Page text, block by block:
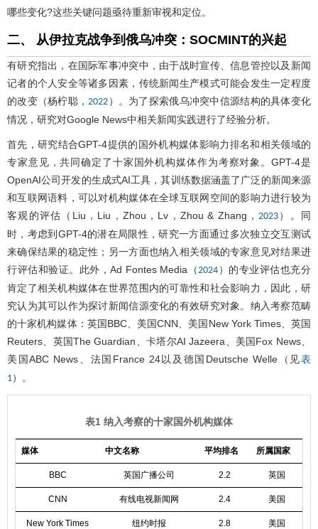
哪些变化?这些关键问题亟待重新审视和定位。
二、 从伊拉克战争到俄乌冲突：SOCMINT的兴起
有研究指出，在国际军事冲突中，由于战时宣传、信息管控以及新闻
记者的个人安全等诸多因素，传统新闻生产模式可能会发生一定程度
的改变（杨柠聪， 2022 ）。为了探索俄乌冲突中信源结构的具体变化
情况，研究对Google News中相关新闻实践进行了经验分析。
首先，研究结合GPT-4提供的国外机构媒体影响力排名和相关领域的
专家意见，共同确定了十家国外机构媒体作为考察对象。GPT-4是
OpenAI公司开发的生成式AI工具，其训练数据涵盖了广泛的新闻来源
和互联网语料，可以对机构媒体在全球互联网空间的影响力进行较为
客观的评估（Liu，Liu，Zhou，Lv，Zhou & Zhang， 2023 ）。同
时，考虑到GPT-4的潜在局限性，研究一方面通过多次独立交互测试
来确保结果的稳定性；另一方面也纳入相关领域的专家意见对结果进
行评估和验证。此外，Ad Fontes Media（2024 ）的专业评估也充分
肯定了相关机构媒体在世界范围内的可靠性和社会影响力，因此，研
究认为其可以作为探讨新闻信源变化的有效研究对象。纳入考察范畴
的十家机构媒体：英国BBC、美国CNN、美国New York Times、英国
Reuters、英国The Guardian、卡塔尔AI Jazeera、美国Fox News、
美国ABC News、法国France 24以及德国Deutsche Welle（见表
1）。
表1 纳入考察的十家国外机构媒体
媒体 中文名称 平均排名 所属国家
BBC 英国广播公司 2.2 英国
CNN 有线电视新闻网 2.4 美国
New York Times 纽约时报 2.8 美国